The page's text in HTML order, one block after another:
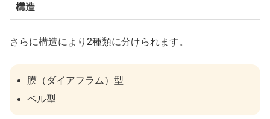
構造
さらに構造により2種類に分けられます。
膜（ダイアフラム）型
ベル型